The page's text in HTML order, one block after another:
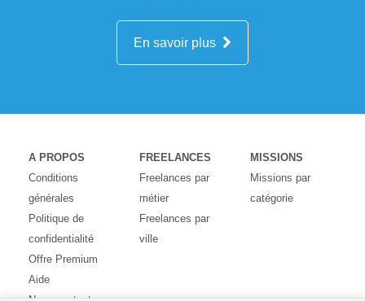
En savoir plus
A PROPOS
Conditions
générales
Politique de
confidentialité
Offre Premium
Aide
FREELANCES
Freelances par
métier
Freelances par
ville
MISSIONS
Missions par
catégorie